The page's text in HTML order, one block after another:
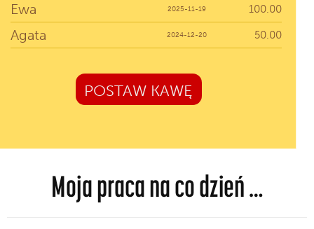
Ewa 2025-11-19 100.00
Agata 2024-12-20 50.00
POSTAW KAWĘ
Moja praca na co dzień …